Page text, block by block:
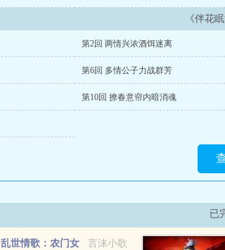
《伴花
第2回 两情兴浓酒饵迷离
第6回 多情公子力战群芳
第10回 撩春意帘内暗消魂
已
言沫小歌
乱世情歌：农门女